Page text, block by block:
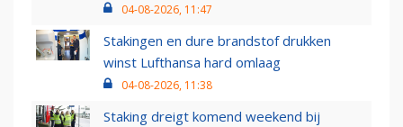
04-08-2026, 11:47
Stakingen en dure brandstof drukken
winst Lufthansa hard omlaag
04-08-2026, 11:38
Staking dreigt komend weekend bij